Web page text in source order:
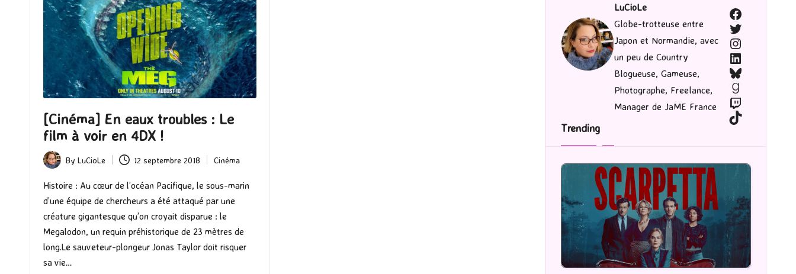
[Cinéma] En eaux troubles : Le
film à voir en 4DX !
Posted
by
By LuCioLe 12 septembre 2018
Posted
Cinéma
Histoire : Au cœur de l’océan Pacifique, le sous-marin
d’une équipe de chercheurs a été attaqué par une
créature gigantesque qu’on croyait disparue : le
Megalodon, un requin préhistorique de 23 mètres de
long.Le sauveteur-plongeur Jonas Taylor doit risquer
sa vie…
LuCioLe
Globe-trotteuse entre
Japon et Normandie, avec
un peu de Country
Blogueuse, Gameuse,
Photographe, Freelance,
Manager de JaME France
Facebook
Twitter
Instagram
LinkedIn
Bluesky
Goodreads
Twitch
TikTok
Trending